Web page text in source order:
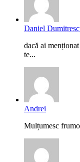
Daniel
dacă ai
te...
Andrei
Mulțumesc